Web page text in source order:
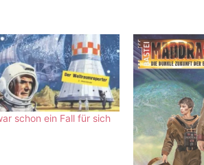
schon ein Fall für sich